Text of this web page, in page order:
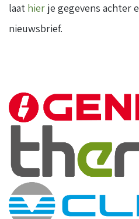
laat hier je gegevens achter
nieuwsbrief.